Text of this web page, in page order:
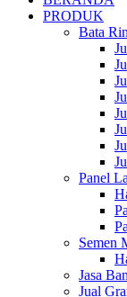
PRODUK
Bata
Panel
Semen
Jasa
Jual